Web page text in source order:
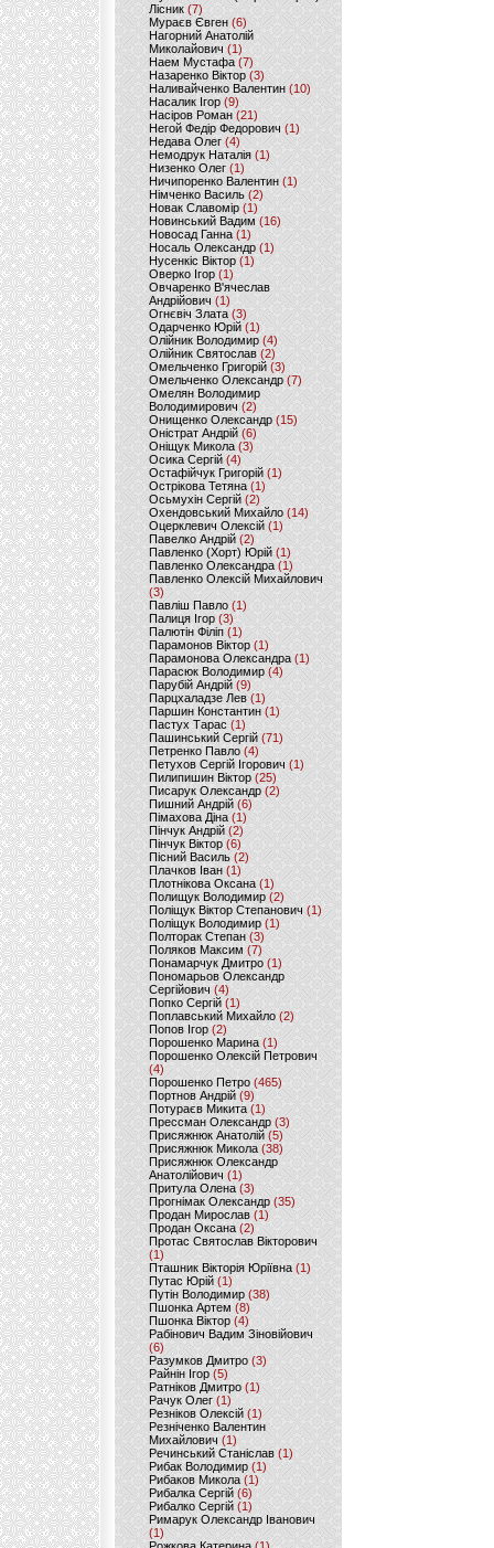
Лісник (7)
Мураєв Євген(6)
Нагорний Анатолій
Миколайович (1)
Наем Мустафа (7)
Назаренко Віктор (3)
Наливайченко Валентин (10)
Насалик Ігор(9)
Насіров Роман (21)
Негой Федір Федорович(1)
Недава Олег(4)
Немодрук Наталія(1)
Низенко Олег (1)
Ничипоренко Валентин (1)
Німченко Василь (2)
Новак Славомір (1)
Новинський Вадим (16)
Новосад Ганна (1)
Носаль Олександр (1)
Нусенкіс Віктор (1)
Оверко Ігор (1)
Овчаренко В'ячеслав
Андрійович(1)
Огнєвіч Злата (3)
Одарченко Юрій(1)
Олійник Володимир (4)
Олійник Святослав (2)
Омельченко Григорій (3)
Омельченко Олександр(7)
Омелян Володимир
Володимирович (2)
Онищенко Олександр (15)
Оністрат Андрій (6)
Оніщук Микола (3)
Осика Сергій(4)
Остафійчук Григорій(1)
Острікова Тетяна (1)
Осьмухін Сергій (2)
Охендовський Михайло (14)
Оцерклевич Олексій (1)
Павелко Андрій (2)
Павленко (Хорт) Юрій (1)
Павленко Олександра (1)
Павленко Олексій Михайлович
(3)
Павліш Павло(1)
Палиця Ігор (3)
Палютін Філіп(1)
Парамонов Віктор (1)
Парамонова Олександра(1)
Парасюк Володимир(4)
Парубій Андрій (9)
Парцхаладзе Лев (1)
Паршин Константин(1)
Пастух Тарас (1)
Пашинський Сергій (71)
Петренко Павло (4)
Петухов Сергій Ігорович (1)
Пилипишин Віктор(25)
Писарук Олександр(2)
Пишний Андрій (6)
Пімахова Діна(1)
Пінчук Андрій(2)
Пінчук Віктор (6)
Пісний Василь (2)
Плачков Іван(1)
Плотнікова Оксана (1)
Полищук Володимир(2)
Поліщук Віктор Степанович(1)
Поліщук Володимир (1)
Полторак Степан(3)
Поляков Максим (7)
Понамарчук Дмитро (1)
Пономарьов Олександр
Сергійович(4)
Попко Сергій (1)
Поплавський Михайло (2)
Попов Ігор(2)
Порошенко Марина (1)
Порошенко Олексій Петрович
(4)
Порошенко Петро (465)
Портнов Андрій (9)
Потураєв Микита(1)
Прессман Олександр(3)
Присяжнюк Анатолій (5)
Присяжнюк Микола (38)
Присяжнюк Олександр
Анатолійович (1)
Притула Олена (3)
Прогнімак Олександр(35)
Продан Мирослав(1)
Продан Оксана (2)
Протас Святослав Вікторович
(1)
Пташник Вікторія Юріївна (1)
Путас Юрій (1)
Путін Володимир(38)
Пшонка Артем (8)
Пшонка Віктор(4)
Рабінович Вадим Зіновійович
(6)
Разумков Дмитро (3)
Райнін Ігор(5)
Ратніков Дмитро (1)
Рачук Олег (1)
Резніков Олексій(1)
Резніченко Валентин
Михайлович (1)
Речинський Станіслав (1)
Рибак Володимир(1)
Рибаков Микола(1)
Рибалка Сергій (6)
Рибалко Сергій (1)
Римарук Олександр Іванович
(1)